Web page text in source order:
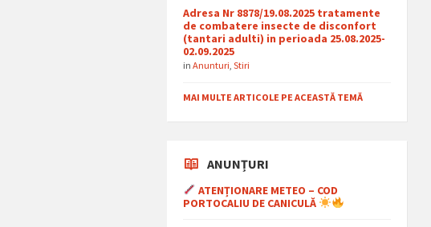
Adresa Nr 8878/19.08.2025 tratamente
de combatere insecte de disconfort
(tantari adulti) in perioada 25.08.2025-
02.09.2025
inAnunturi ,Stiri
MAI MULTE ARTICOLE PE ACEASTĂ TEMĂ
ANUNȚURI
ATENȚIONARE METEO – COD
PORTOCALIU DE CANICULĂ